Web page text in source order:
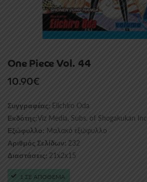
One Piece Vol. 44
10.90€
Συγγραφέας: Eiichiro Oda
Εκδότης:Viz Media, Subs. of Shogakukan Inc
Εξώφυλλο: Μαλακό εξώφυλλο
Αριθμός Σελίδων: 232
Διαστάσεις: 21x2x15
1 ΣΕ ΑΠΟΘΕΜΑ